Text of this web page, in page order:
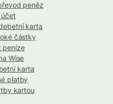
peněz
účet
karta
částky
peníze
Wise
karta
platby
kartou